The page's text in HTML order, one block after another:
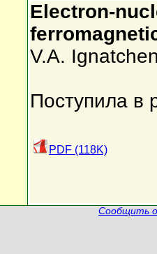
Electron-
V.A.
Поступила в
PDF (118K)
Сообщить о